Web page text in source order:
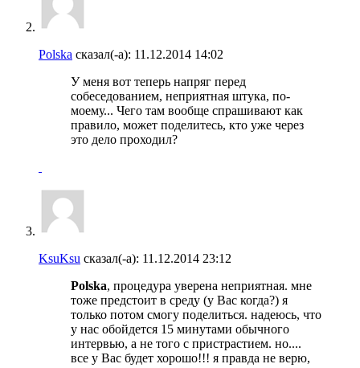
Polska сказал(-а): 11.12.2014 14:02
У меня вот теперь напряг перед
собеседованием, неприятная штука, по-
моему... Чего там вообще спрашивают как
правило, может поделитесь, кто уже через
это дело проходил?
KsuKsu сказал(-а): 11.12.2014 23:12
Polska, процедура уверена неприятная. мне
тоже предстоит в среду (у Вас когда?) я
только потом смогу поделиться. надеюсь, что
у нас обойдется 15 минутами обычного
интервью, а не того с пристрастием. но....
все у Вас будет хорошо!!! я правда не верю,